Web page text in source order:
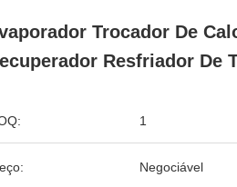
Trocador De
Resfriador De
1
Negociável